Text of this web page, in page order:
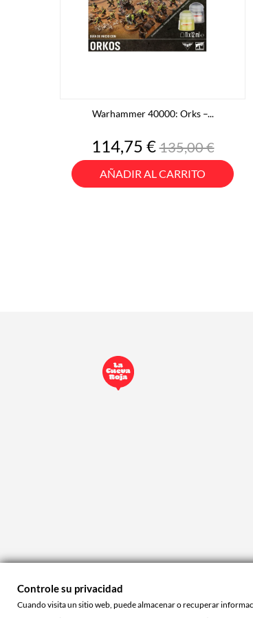
Warhammer 40000: Orks –...
Precio
114,75 €Precio
base
135,00 €
AÑADIR AL CARRITO
Controle su privacidad
Cuando visita un sitio web, puede almacenar o recuperar